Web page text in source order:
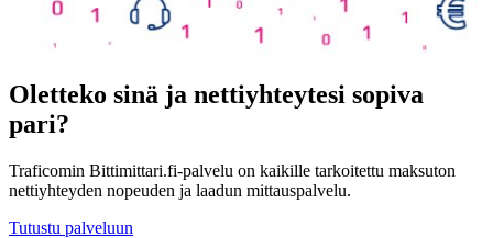
Oletteko sinä ja nettiyhteytesi sopiva
pari?
Traficomin Bittimittari.fi-palvelu on kaikille tarkoitettu maksuton
nettiyhteyden nopeuden ja laadun mittauspalvelu.
Tutustu palveluun